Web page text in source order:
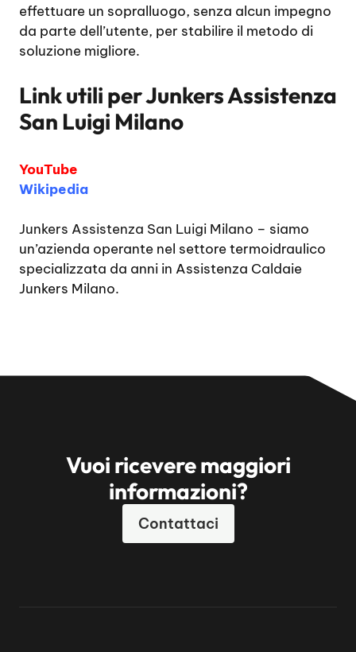
effettuare un sopralluogo, senza alcun impegno
da parte dell’utente, per stabilire il metodo di
soluzione migliore.
Link utili perJunkers Assistenza
San Luigi Milano
YouTube
Wikipedia
Junkers Assistenza San Luigi Milano – siamo
un’azienda operante nel settore termoidraulico
specializzata da anni in Assistenza Caldaie
Junkers Milano.
Vuoi ricevere maggiori
informazioni?
Contattaci